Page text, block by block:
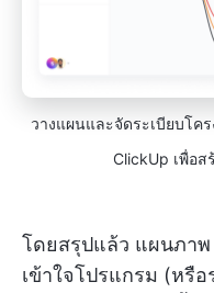
วางแผนและจัดระเบียบโค
ClickUp เพื่อส
โดยสรุปแล้ว แผนภาพ
เข้าใจโปรแกรม (หรื